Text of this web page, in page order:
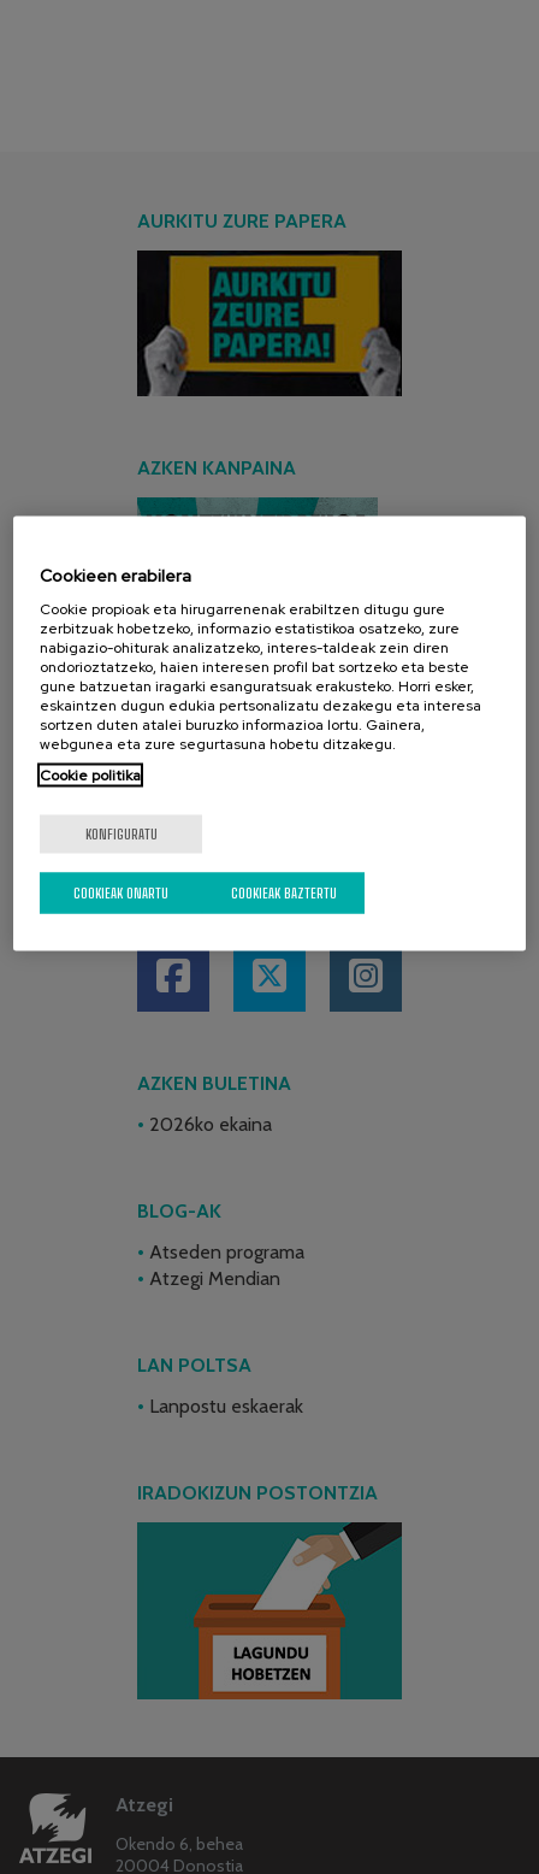
AURKITU ZURE PAPERA
AZKEN KANPAINA
SARE SOZIALAK
AZKEN BULETINA
2026ko ekaina
BLOG-AK
Atseden programa
Atzegi Mendian
LAN POLTSA
Lanpostu eskaerak
IRADOKIZUN POSTONTZIA
Atzegi
Okendo 6, behea
20004 Donostia
Cookieen erabilera
Cookie propioak eta hirugarrenenak erabiltzen ditugu gure
zerbitzuak hobetzeko, informazio estatistikoa osatzeko, zure
nabigazio-ohiturak analizatzeko, interes-taldeak zein diren
ondorioztatzeko, haien interesen profil bat sortzeko eta beste
gune batzuetan iragarki esanguratsuak erakusteko. Horri esker,
eskaintzen dugun edukia pertsonalizatu dezakegu eta interesa
sortzen duten atalei buruzko informazioa lortu. Gainera,
webgunea eta zure segurtasuna hobetu ditzakegu.
Cookie politika
KONFIGURATU
COOKIEAK BAZTERTU
COOKIEAK ONARTU